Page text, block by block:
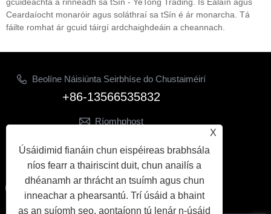
Ceardaíocht monaróir agus soláthraí sa tSín é ár monarcha. Tá
fáilte romhat ár gcuid táirgí ardchaighdeáin a cheannach.
Beolíne Náisiúnta Seirbhíse do Chustaiméirí
+86-13566535832
Ríomhphost
LEAN ORAINN
X
Úsáidimid fianáin chun eispéireas brabhsála
níos fearr a thairiscint duit, chun anailís a
dhéanamh ar thrácht an tsuímh agus chun
inneachar a phearsantú. Trí úsáid a bhaint
as an suíomh seo, aontaíonn tú lenár n-úsáid